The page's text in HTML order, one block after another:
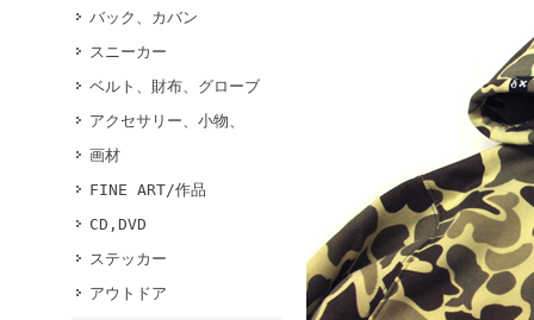
バック、カバン
スニーカー
ベルト、財布、グローブ
アクセサリー、小物、
画材
FINE ART/作品
CD,DVD
ステッカー
アウトドア